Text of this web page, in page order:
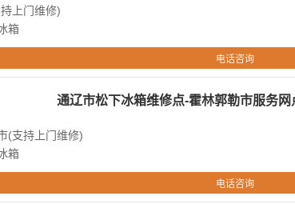
上门维修)
箱
电话咨询
通辽市松下冰箱维修点-霍林郭勒市服务网
(支持上门维修)
箱
电话咨询